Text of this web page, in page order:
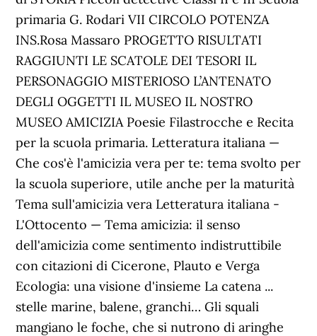
primaria G. Rodari VII CIRCOLO POTENZA
INS.Rosa Massaro PROGETTO RISULTATI
RAGGIUNTI LE SCATOLE DEI TESORI IL
PERSONAGGIO MISTERIOSO L’ANTENATO
DEGLI OGGETTI IL MUSEO IL NOSTRO
MUSEO AMICIZIA Poesie Filastrocche e Recita
per la scuola primaria. Letteratura italiana —
Che cos'è l'amicizia vera per te: tema svolto per
la scuola superiore, utile anche per la maturità
Tema sull'amicizia vera Letteratura italiana -
L'Ottocento — Tema amicizia: il senso
dell'amicizia come sentimento indistruttibile
con citazioni di Cicerone, Plauto e Verga
Ecologia: una visione d'insieme La catena ...
stelle marine, balene, granchi… Gli squali
mangiano le foche, che si nutrono di aringhe